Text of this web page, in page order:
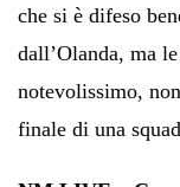
che si è difeso
dall’Olanda, ma
notevolissimo,
finale di una